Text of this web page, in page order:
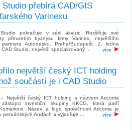
přebírá CAD/GIS
Varinexu
pokračuje v sérii akvizic. Rozšiřuje své
převzetím byznysu firmy Varinex, největšího
partnera Autodesku. Praha/Budapešť, 2. ledna
Studio, největší specializovaný ...
více
největší český ICT holding
součástí je i CAD Studio
Největší český ICT holding s názvem Aricoma
zástupci investiční skupiny KKCG, která patří
Název a logo společnosti Aricoma je
peruánských Andách a vyjadřuje ...
více